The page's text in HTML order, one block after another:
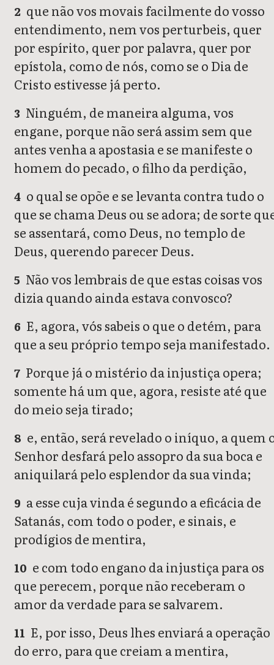
2 que não vos movais facilmente do vosso
entendimento, nem vos perturbeis, quer
por espírito, quer por palavra, quer por
epístola, como de nós, como se o Dia de
Cristo estivesse já perto.
3 Ninguém, de maneira alguma, vos
engane, porque não será assim sem que
antes venha a apostasia e se manifeste o
homem do pecado, o filho da perdição,
4 o qual se opõe e se levanta contra tudo o
que se chama Deus ou se adora; de sorte
se assentará, como Deus, no templo de
Deus, querendo parecer Deus.
5 Não vos lembrais de que estas coisas vos
dizia quando ainda estava convosco?
6 E, agora, vós sabeis o que o detém, para
que a seu próprio tempo seja manifestado.
7 Porque já o mistério da injustiça opera;
somente há um que, agora, resiste até que
do meio seja tirado;
8 e, então, será revelado o iníquo, a quem
Senhor desfará pelo assopro da sua boca e
aniquilará pelo esplendor da sua vinda;
9 a esse cuja vinda é segundo a eficácia de
Satanás, com todo o poder, e sinais, e
prodígios de mentira,
10 e com todo engano da injustiça para os
que perecem, porque não receberam o
amor da verdade para se salvarem.
11 E, por isso, Deus lhes enviará a operação
do erro, para que creiam a mentira,